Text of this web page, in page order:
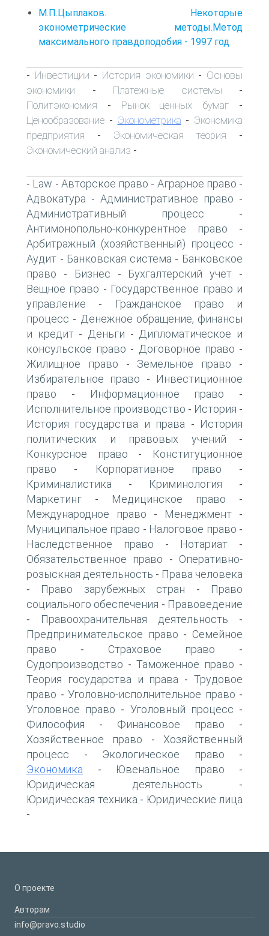
М.П.Цыплаков. Некоторые
эконометрические методы.Метод
максимального правдоподобия - 1997 год
- Инвестиции - История экономики - Основы
экономики - Платежные системы -
Политэкономия - Рынок ценных бумаг -
Ценообразование - Эконометрика - Экономика
предприятия - Экономическая теория -
Экономический анализ -
- Law - Авторское право - Аграрное право -
Адвокатура - Административное право -
Административный процесс -
Антимонопольно-конкурентное право -
Арбитражный (хозяйственный) процесс -
Аудит - Банковская система - Банковское
право - Бизнес - Бухгалтерский учет -
Вещное право - Государственное право и
управление -
Гражданское право и
процесс - Денежное обращение, финансы
и кредит- Деньги - Дипломатическое и
консульское право - Договорное право -
Жилищное право - Земельное право -
Избирательное право -
Инвестиционное
право - Информационное право -
Исполнительное производство - История -
История государства и права -
История
политических и правовых учений -
Конкурсное право -
Конституционное
право - Корпоративное право -
Криминалистика - Криминология -
Маркетинг - Медицинское право -
Международное право - Менеджмент -
Муниципальное право - Налоговое право -
Наследственное право - Нотариат -
Обязательственное право - Оперативно-
розыскная деятельность - Права человека
- Право зарубежных стран -
Право
социального обеспечения - Правоведение
- Правоохранительная деятельность -
Предпринимательское право - Семейное
право - Страховое право -
Судопроизводство - Таможенное право -
Теория государства и права -Трудовое
право - Уголовно-исполнительное право -
Уголовное право - Уголовный процесс -
Философия - Финансовое право -
Хозяйственное право - Хозяйственный
процесс - Экологическое право -
Экономика - Ювенальное право -
Юридическая деятельность -
Юридическая техника - Юридические лица
-
О проекте
Авторам
info@pravo.studio